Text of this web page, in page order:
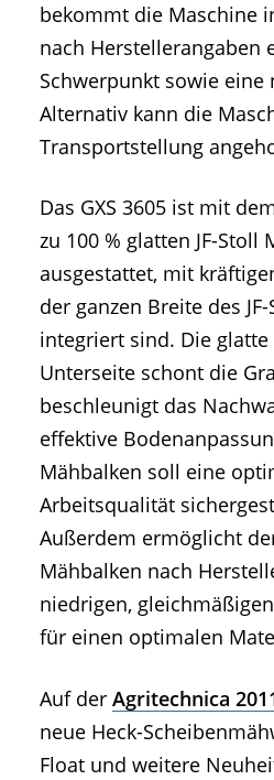
bekommt die Maschine
nach Herstellerangaben
Schwerpunkt sowie eine
Alternativ kann die
Transportstellung
Das GXS 3605 ist mit
zu 100 % glatten JF-Stoll
ausgestattet, mit
der ganzen Breite des
integriert sind. Die glatte
Unterseite schont die
beschleunigt das
effektive
Mähbalken soll eine
Arbeitsqualität
Außerdem ermöglicht
Mähbalken nach
niedrigen,
für einen optimalen
Auf der Agritechnica
neue Heck-
Float und weitere